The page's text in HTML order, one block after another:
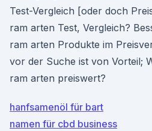
Test-Vergleich [oder doch
ram arten Test, Vergleich?
ram arten Produkte im
vor der Suche ist von Vorteil;
ram arten preiswert?
hanfsamenöl für bart
namen für cbd business